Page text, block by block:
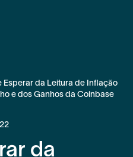
Esperar da Leitura de Inflação
e dos Ganhos da Coinbase
da